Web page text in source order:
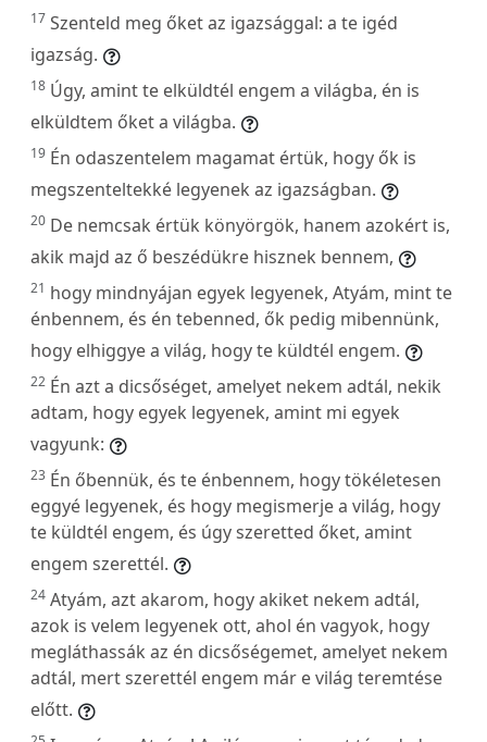
17 Szenteld meg őket az igazsággal: a te igéd
igazság.
18 Úgy, amint te elküldtél engem a világba, én is
elküldtem őket a világba.
19 Én odaszentelem magamat értük, hogy ők is
megszenteltekké legyenek az igazságban.
20 De nemcsak értük könyörgök, hanem azokért is,
akik majd az ő beszédükre hisznek bennem,
21 hogy mindnyájan egyek legyenek, Atyám, mint te
énbennem, és én tebenned, ők pedig mibennünk,
hogy elhiggye a világ, hogy te küldtél engem.
22 Én azt a dicsőséget, amelyet nekem adtál, nekik
adtam, hogy egyek legyenek, amint mi egyek
vagyunk:
23 Én őbennük, és te énbennem, hogy tökéletesen
eggyé legyenek, és hogy megismerje a világ, hogy
te küldtél engem, és úgy szeretted őket, amint
engem szerettél.
24 Atyám, azt akarom, hogy akiket nekem adtál,
azok is velem legyenek ott, ahol én vagyok, hogy
megláthassák az én dicsőségemet, amelyet nekem
adtál, mert szerettél engem már e világ teremtése
előtt.